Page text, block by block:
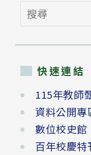
搜
尋
快速連結
115年教師
資料公開專
數位校史館
百年校慶特